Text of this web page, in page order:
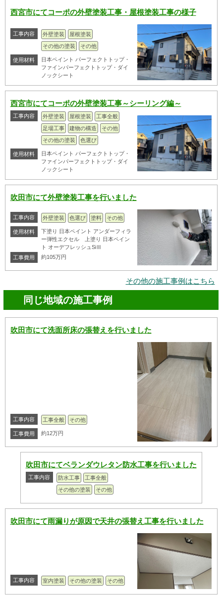
西宮市にてコーポの外壁塗装工事・屋根塗装工事の様子
工事内容 外壁塗装
屋根塗装
その他の塗装
その他
使用材料
日本ペイント パーフェクトトップ・
ファインパーフェクトトップ・ダイ
ノックシート
西宮市にてコーポの外壁塗装工事～シーリング編～
工事内容 外壁塗装 屋根塗装
工事全般
足場工事
建物の構造
その他
その他の塗装
色選び
使用材料
日本ペイント パーフェクトトップ・
ファインパーフェクトトップ・ダイ
ノックシート
吹田市にて外壁塗装工事を行いました
工事内容 外壁塗装 色選び 塗料 その他
使用材料
下塗り 日本ペイント アンダーフィラ
ー弾性エクセル 上塗り 日本ペイン
ト オーデフレッシュSiⅢ
工事費用
約105万円
その他の施工事例はこちら
同じ地域の施工事例
吹田市にて洗面所床の張替えを行いました
工事内容 工事全般 その他
工事費用 約12万円
吹田市にてベランダウレタン防水工事を行いました
工事内容 防水工事
工事全般
その他の塗装
その他
吹田市にて雨漏りが原因で天井の張替え工事を行いました
工事内容 室内塗装 その他の塗装 その他